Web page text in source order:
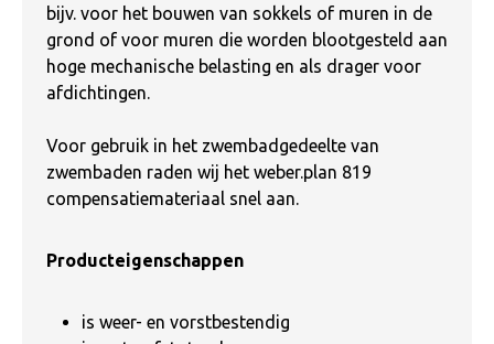
bijv. voor het bouwen van sokkels of muren in de
grond of voor muren die worden blootgesteld aan
hoge mechanische belasting en als drager voor
afdichtingen.
Voor gebruik in het zwembadgedeelte van
zwembaden raden wij het weber.plan 819
compensatiemateriaal snel aan.
Producteigenschappen
is weer- en vorstbestendig